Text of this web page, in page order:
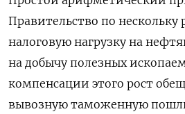
Правительство по нескольку
налоговую нагрузку на
на добычу полезных
компенсации этого рост
вывозную таможенную